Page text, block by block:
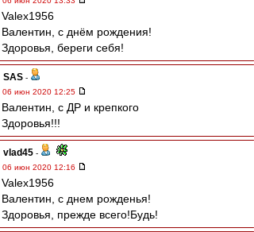
Valex1956
Валентин, с днём рождения!
Здоровья, береги себя!
SAS -
06 июн 2020 12:25
Валентин, с ДР и крепкого
Здоровья!!!
vlad45 -
06 июн 2020 12:16
Valex1956
Валентин, с днем рожденья!
Здоровья, прежде всего!Будь!